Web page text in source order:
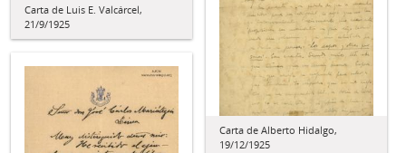
Carta de Luis E. Valcárcel,
21/9/1925
Carta de Alberto Hidalgo,
19/12/1925